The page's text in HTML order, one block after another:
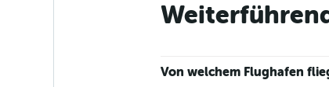
Von welchem Flughafen